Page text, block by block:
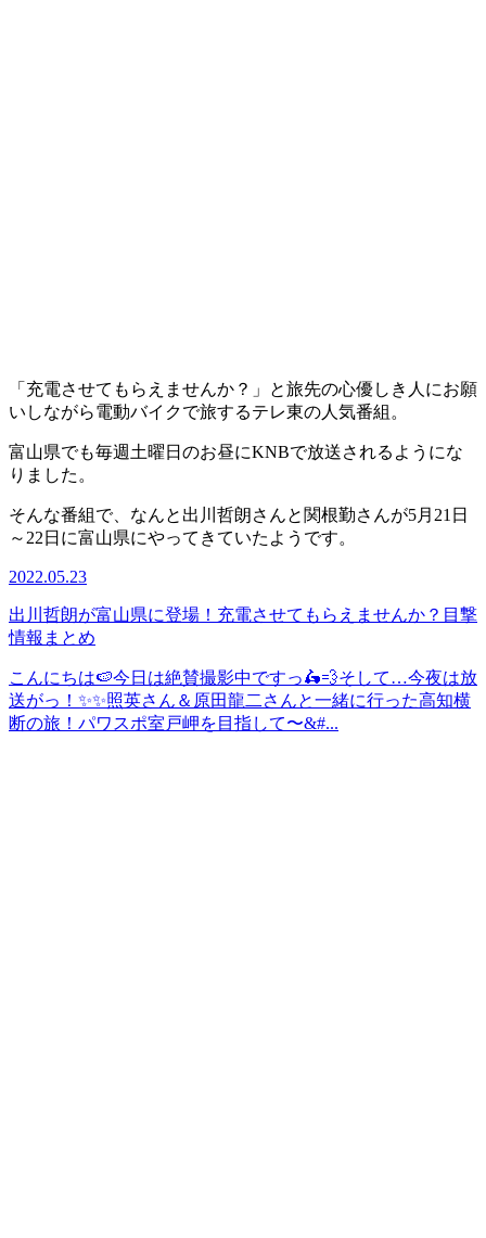
「充電させてもらえませんか？」と旅先の心優しき人にお願
いしながら電動バイクで旅するテレ東の人気番組。
富山県でも毎週土曜日のお昼にKNBで放送されるようにな
りました。
そんな番組で、なんと出川哲朗さんと関根勤さんが5月21日
～22日に富山県にやってきていたようです。
2022.05.23
出川哲朗が富山県に登場！充電させてもらえませんか？目撃
情報まとめ
こんにちは🍉今日は絶賛撮影中ですっ🛵💨そして…今夜は放
送がっ！✨✨照英さん＆原田龍二さんと一緒に行った高知横
断の旅！パワスポ室戸岬を目指して〜&#...